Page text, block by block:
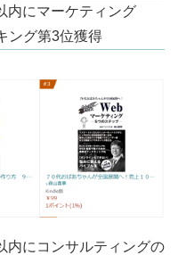
内にマーケティング
ング第3位獲得
内にコンサルティングの